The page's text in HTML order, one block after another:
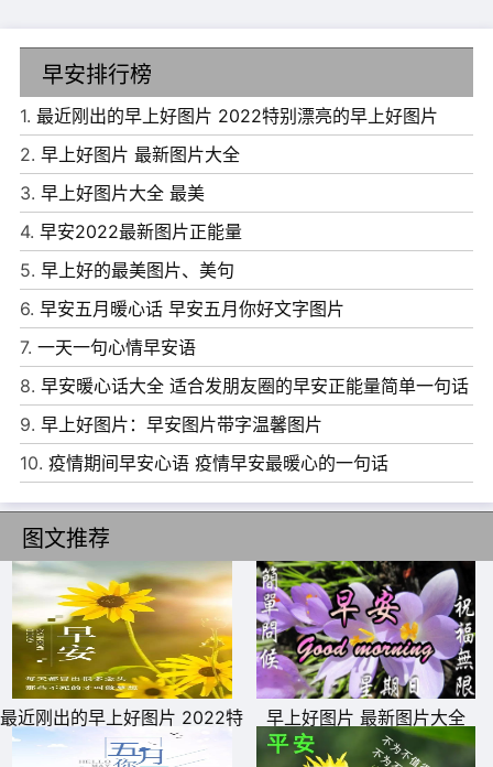
4、人生，就是一次不带地图的旅行，每天都是一个小探
险。今天的探险要开始了，你准备好了吗?早安，亲爱的朋
友!
5、幸福是一想到你就心安，地要老天要荒的谁还想管;幸福
是一起醒来说早安，海枯石烂这种大事与我无关;幸福是完
成你每一个期盼;登月或摘星留给谁去狂欢;幸福是陪着。
6、点播你热爱的口味搭配健康的早餐，收藏你欣赏的自信
拥抱新的一天，然后用微笑带上门，出发，开始美丽，早上
好。
7、一天第一个问候送给你，让你有个好心情;第一个祝福送
给你，祝你一天工作顺心;第一个愿望送给你，愿你永远幸
早安排行榜
1. 最近刚出的早上好图片 2022特别漂亮的早上好图片
2. 早上好图片 最新图片大全
3. 早上好图片大全 最美
4. 早安2022最新图片正能量
5. 早上好的最美图片、美句
6. 早安五月暖心话 早安五月你好文字图片
7. 一天一句心情早安语
8. 早安暖心话大全 适合发朋友圈的早安正能量简单一句话
9. 早上好图片：早安图片带字温馨图片
10. 疫情期间早安心语 疫情早安最暖心的一句话
图文推荐
最近刚出的早上好图片 2022特
别漂亮的早上好图片
早上好图片 最新图片大全